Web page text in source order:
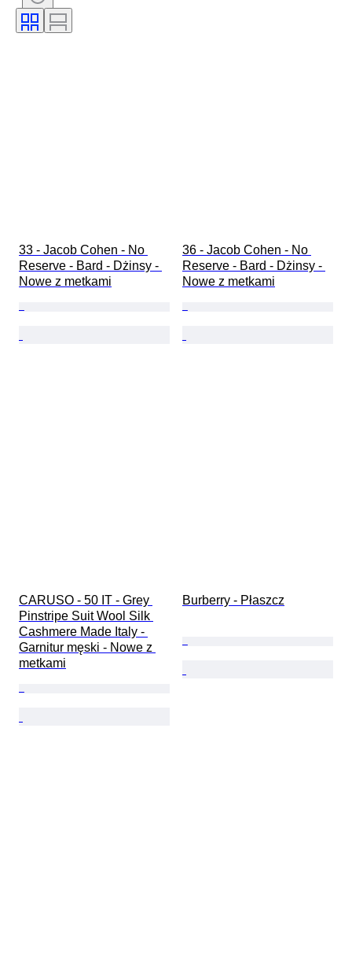
Rozmiar na przedmiocie
Wzór
33 - Jacob Cohen - No
Reserve - Bard - Dżinsy -
Nowe z metkami
36 - Jacob Cohen - No
Reserve - Bard - Dżinsy -
Nowe z metkami
CARUSO - 50 IT - Grey
Pinstripe Suit Wool Silk
Cashmere Made Italy -
Garnitur męski - Nowe z
metkami
Burberry - Płaszcz